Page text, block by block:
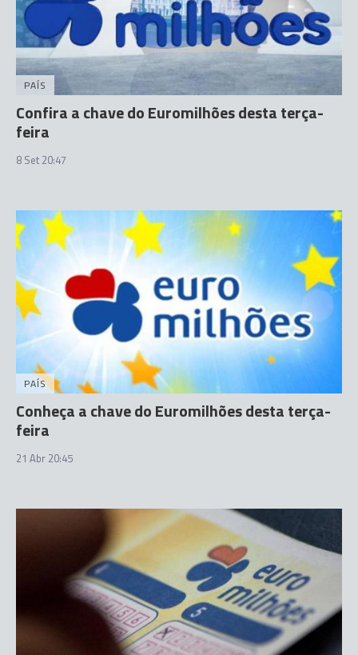
PAÍS
Confira a chave do Euromilhões desta terça-
feira
8 Set 20:47
PAÍS
Conheça a chave do Euromilhões desta terça-
feira
21 Abr 20:45